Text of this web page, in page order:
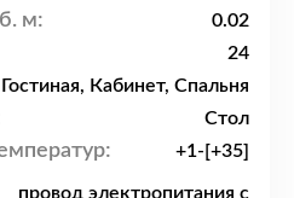
м: 0.02
24
Гостиная, Кабинет, Спальня
Стол
+1-[+35]
провод электропитания с